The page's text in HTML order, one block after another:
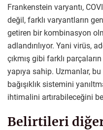
Frankenstein varyantı,
değil, farklı varyantların
getiren bir kombinasyon
adlandırılıyor. Yani virüs,
çıkmış gibi farklı
yapıya sahip. Uzmanlar,
bağışıklık sistemini
ihtimalini artırabileceğini
Belirtileri diğer